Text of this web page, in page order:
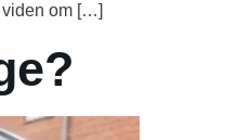
viden om […]